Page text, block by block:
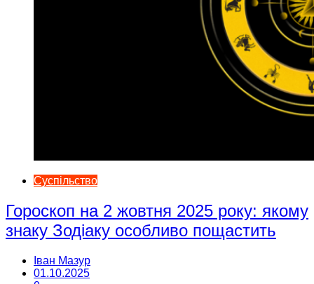
Суспільство
Гороскоп на 2 жовтня 2025 року: якому
знаку Зодіаку особливо пощастить
Іван Мазур
01.10.2025